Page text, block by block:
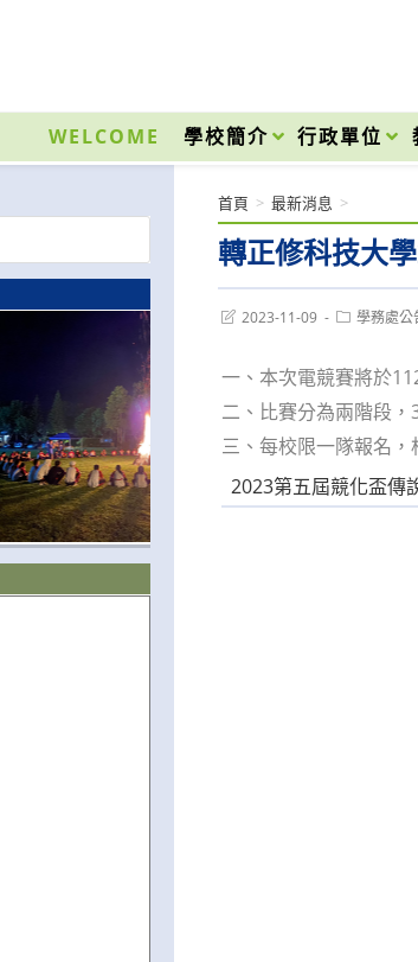
WELCOME 學校簡介 行政單位
轉正修科技大
首頁 > 最新消息 >
Post2023-11-09
Post學務處公
一、本次電競賽將於
二、比賽分為兩階段
三、每校限一隊報名，
2023第五屆競化盃傳